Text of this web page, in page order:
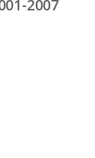
2007